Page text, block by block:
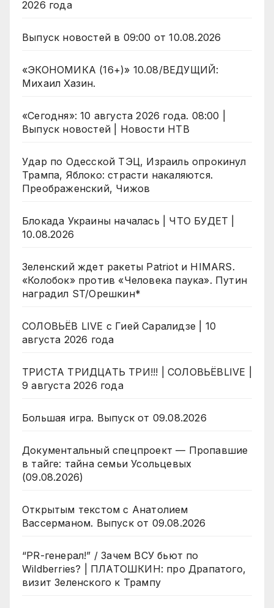
2026 года
Выпуск новостей в 09:00 от 10.08.2026
«ЭКОНОМИКА (16+)» 10.08/ВЕДУЩИЙ:
Михаил Хазин.
«Сегодня»: 10 августа 2026 года. 08:00 |
Выпуск новостей | Новости НТВ
Удар по Одесской ТЭЦ, Израиль опрокинул
Трампа, Яблоко: страсти накаляются.
Преображенский, Чижов
Блокада Украины началась | ЧТО БУДЕТ |
10.08.2026
Зеленский ждет ракеты Patriot и HIMARS.
«Колобок» против «Человека паука». Путин
наградил ST/Орешкин*
СОЛОВЬЁВ LIVE с Гией Саралидзе | 10
августа 2026 года
ТРИСТА ТРИДЦАТЬ ТРИ!!! | СОЛОВЬЁВLIVE |
9 августа 2026 года
Большая игра. Выпуск от 09.08.2026
Документальный спецпроект — Пропавшие
в тайге: тайна семьи Усольцевых
(09.08.2026)
Открытым текстом с Анатолием
Вассерманом. Выпуск от 09.08.2026
“PR-генерал!” / Зачем ВСУ бьют по
Wildberries? | ПЛАТОШКИН: про Драпатого,
визит Зеленского к Трампу